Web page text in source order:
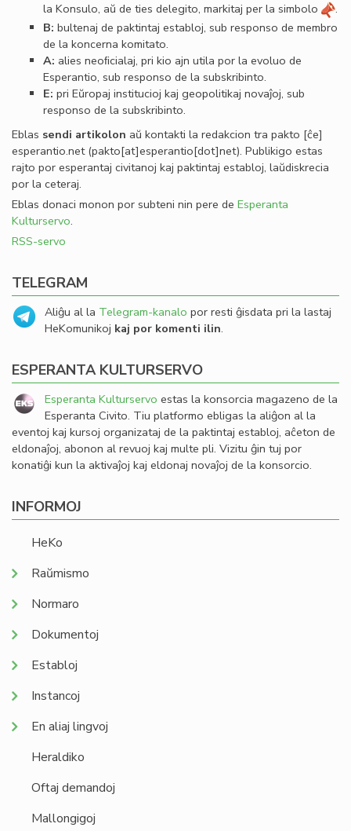
la Konsulo, aŭ de ties delegito, markitaj per la simbolo
.
B: bultenaj de paktintaj establoj, sub responso de membro
de la koncerna komitato.
A: alies neoﬁcialaj, pri kio ajn utila por la evoluo de
Esperantio, sub responso de la subskribinto.
E: pri Eŭropaj institucioj kaj geopolitikaj novaĵoj, sub
responso de la subskribinto.
Eblas sendi artikolon aŭ kontakti la redakcion tra pakto [ĉe]
esperantio.net(pakto[at]esperantio[dot]net). Publikigo estas
rajto por esperantaj civitanoj kaj paktintaj establoj, laŭdiskrecia
por la ceteraj.
Eblas donaci monon por subteni nin pere de Esperanta
Kulturservo.
RSS-servo
TELEGRAM
Aliĝu al la Telegram-kanalo por resti ĝisdata pri la lastaj
HeKomunikoj kaj por komenti ilin.
ESPERANTA KULTURSERVO
Esperanta Kulturservo estas la konsorcia magazeno de la
Esperanta Civito. Tiu platformo ebligas la aliĝon al la
eventoj kaj kursoj organizataj de la paktintaj establoj, aĉeton de
eldonaĵoj, abonon al revuoj kaj multe pli. Vizitu ĝin tuj por
konatiĝi kun la aktivaĵoj kaj eldonaj novaĵoj de la konsorcio.
INFORMOJ
HeKo
Raŭmismo
Normaro
Dokumentoj
Establoj
Instancoj
En aliaj lingvoj
Heraldiko
Oftaj demandoj
Mallongigoj